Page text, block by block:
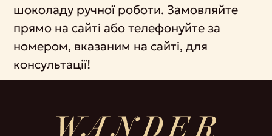
шоколаду ручної роботи. Замовляйте
прямо на сайті або телефонуйте за
номером, вказаним на сайті, для
консультації!